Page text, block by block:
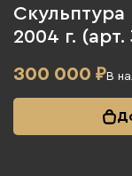
Скульптура
2004 г. (арт.
300 000 ₽В